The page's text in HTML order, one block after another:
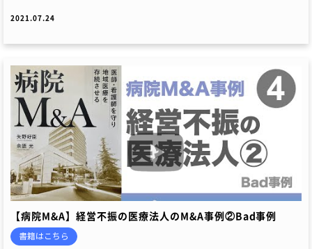
2021.07.24
【病院M&A】経営不振の医療法人のM&A事例②Bad事例
書籍はこちら